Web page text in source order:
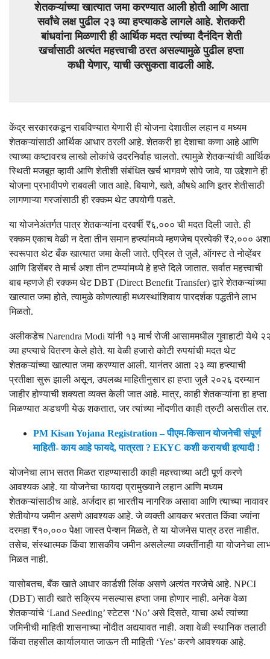
शेतकऱ्यांच्या खात्यात जमा करण्यात आली होती आणि आता
सर्वांचे लक्ष पुढील २३ व्या हप्त्याकडे लागले आहे. शेतकरी
बांधवांना मिळणारी ही आर्थिक मदत त्यांच्या दैनंदिन शेती
खर्चासाठी अत्यंत महत्त्वाची ठरत असल्यामुळे पुढील हप्ता
कधी येणार, याची उत्सुकता वाढली आहे.
केंद्र सरकारकडून राबविण्यात येणारी ही योजना देशातील लहान व मध्यम
शेतकऱ्यांसाठी आर्थिक आधार ठरली आहे. शेतकरी हा देशाचा कणा आहे आणि
त्याच्या कष्टावरच लाखो लोकांचे उदरनिर्वाह चालतो. त्यामुळे शेतकऱ्यांची आर्थिक
स्थिती मजबूत व्हावी आणि शेतीशी संबंधित खर्च भागवणे सोपे जावे, या उद्देशाने ही
योजना प्रभावीपणे राबवली जात आहे. बियाणे, खते, औषधे आणि इतर शेतीसाठी
लागणाऱ्या गरजांसाठी ही रक्कम थेट उपयोगी पडते.
या योजनेअंतर्गत पात्र शेतकऱ्यांना दरवर्षी ₹६,००० ची मदत दिली जाते. ही
रक्कम एकाच वेळी न देता तीन समान हप्त्यांमध्ये म्हणजेच प्रत्येकी ₹२,००० अशा
स्वरूपात थेट बँक खात्यात जमा केली जाते. एप्रिल ते जुलै, ऑगस्ट ते नोव्हेंबर
आणि डिसेंबर ते मार्च अशा तीन टप्प्यांमध्ये हे हप्ते दिले जातात. सर्वात महत्त्वाची
बाब म्हणजे ही रक्कम थेट DBT (Direct Benefit Transfer) द्वारे शेतकऱ्यांच्या
खात्यात जमा होते, त्यामुळे कोणत्याही मध्यस्थांशिवाय पारदर्शक पद्धतीने लाभ
मिळतो.
अलीकडेच Narendra Modi यांनी १३ मार्च रोजी आसाममधील गुवाहाटी येथे
व्या हप्त्याचे वितरण केले होते. या वेळी हजारो कोटी रुपयांची मदत थेट
शेतकऱ्यांच्या खात्यात जमा करण्यात आली. यानंतर आता २३ व्या हप्त्याची
प्रतीक्षा सुरू झाली असून, उपलब्ध माहितीनुसार हा हप्ता जुलै २०२६ दरम्यान
जाहीर होण्याची शक्यता व्यक्त केली जात आहे. मात्र, काही शेतकऱ्यांना हा हप्ता
मिळण्यात अडचणी येऊ शकतात, जर त्यांच्या नोंदणीत काही त्रुटी असतील तर.
PM Kisan Yojana Registration – पीएम-किसान योजनेची संपूर्ण
माहिती- काय आहे फायदे, पात्रता ? EKYC कशी करायची इत्यादी !
योजनेचा लाभ सतत मिळत राहण्यासाठी काही महत्त्वाच्या अटी पूर्ण करणे
आवश्यक आहे. या योजनेचा फायदा प्रामुख्याने लहान आणि मध्यम
शेतकऱ्यांसाठीच आहे. अर्जदार हा भारतीय नागरिक असावा आणि त्याच्या नावावर
शेतीयोग्य जमीन असणे आवश्यक आहे. जे व्यक्ती आयकर भरतात किंवा ज्यांना
दरमहा ₹१०,००० पेक्षा जास्त पेन्शन मिळते, ते या योजनेस पात्र ठरत नाहीत.
तसेच, संस्थात्मक किंवा शासकीय जमीन असलेल्या व्यक्तींनाही या योजनेचा
मिळत नाही.
यासोबतच, बँक खाते आधार कार्डशी लिंक असणे अत्यंत गरजेचे आहे. NPCI
(DBT) साठी खाते सक्रिय नसल्यास हप्ता जमा होणार नाही. अनेक वेळा
शेतकऱ्यांचे ‘Land Seeding’ स्टेटस ‘No’ असे दिसते, याचा अर्थ त्यांच्या
जमिनीची माहिती शासनाच्या नोंदीत अद्ययावत नाही. अशा वेळी स्थानिक तलाठी
किंवा तहसील कार्यालयात जाऊन ती माहिती ‘Yes’ करणे आवश्यक आहे.